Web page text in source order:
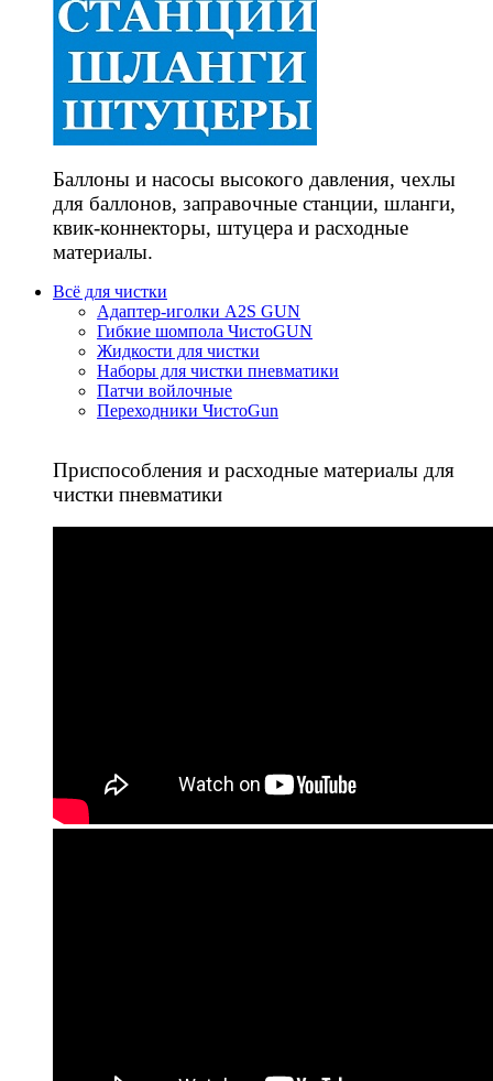
Баллоны и насосы высокого давления, чехлы
для баллонов, заправочные станции, шланги,
квик-коннекторы, штуцера и расходные
материалы.
Всё для чистки
Адаптер-иголки A2S GUN
Гибкие шомпола ЧистоGUN
Жидкости для чистки
Наборы для чистки пневматики
Патчи войлочные
Переходники ЧистоGun
Приспособления и расходные материалы для
чистки пневматики